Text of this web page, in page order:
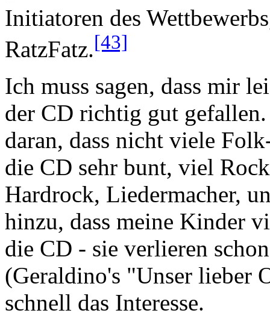
Initiatoren des
RatzFatz.[43]
Ich muss sagen, dass mir
der CD richtig gut
daran, dass nicht viele
die CD sehr bunt, viel
Hardrock, Liedermacher,
hinzu, dass meine Kinder
die CD - sie verlieren
(Geraldino's "Unser lieber
schnell das Interesse.